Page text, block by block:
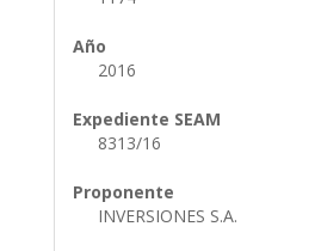
Año
2016
Expediente SEAM
8313/16
Proponente
INVERSIONES S.A.